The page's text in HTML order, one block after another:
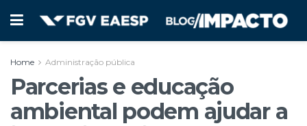
Home Administração pública
Parcerias e educação
ambiental podem ajudar a